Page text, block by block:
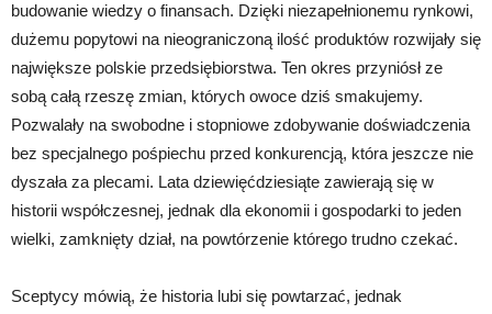
budowanie wiedzy o finansach. Dzięki niezapełnionemu rynkowi,
dużemu popytowi na nieograniczoną ilość produktów rozwijały się
największe polskie przedsiębiorstwa. Ten okres przyniósł ze
sobą całą rzeszę zmian, których owoce dziś smakujemy.
Pozwalały na swobodne i stopniowe zdobywanie doświadczenia
bez specjalnego pośpiechu przed konkurencją, która jeszcze nie
dyszała za plecami. Lata dziewięćdziesiąte zawierają się w
historii współczesnej, jednak dla ekonomii i gospodarki to jeden
wielki, zamknięty dział, na powtórzenie którego trudno czekać.
Sceptycy mówią, że historia lubi się powtarzać, jednak